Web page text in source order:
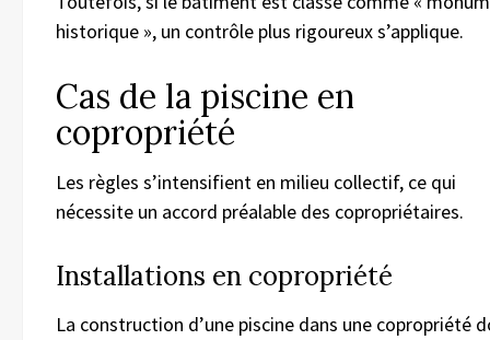
historique », un contrôle plus rigoureux s’applique.
Cas de la piscine en
copropriété
Les règles s’intensifient en milieu collectif, ce qui
nécessite un accord préalable des copropriétaires.
Installations en copropriété
La construction d’une piscine dans une copropriété